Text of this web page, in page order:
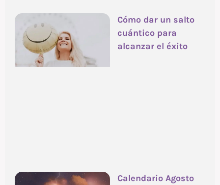
Cómo dar un salto
cuántico para
alcanzar el éxito
Calendario Agosto